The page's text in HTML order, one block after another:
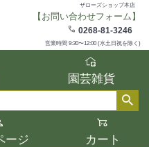
ザローズショップ本店
【お問い合わせフォーム】
0268-81-3246
営業時間 9:30〜12:00 (水土日祝を除く)
園芸雑貨
ージ カート
択して絞り込み検索が可能
てに該当する品種のみ検索
す。
、ブランドなどは1つずつ選